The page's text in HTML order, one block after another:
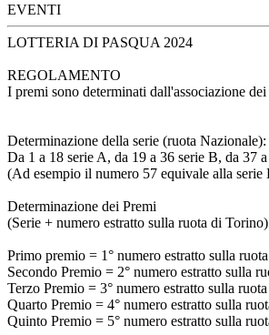
EVENTI
LOTTERIA DI PASQUA 2024
REGOLAMENTO
I premi sono determinati dall'associazione
Determinazione della serie (ruota Nazionale):
Da 1 a 18 serie A, da 19 a 36 serie B, da 37
(Ad esempio il numero 57 equivale alla serie
Determinazione dei Premi
(Serie + numero estratto sulla ruota di Torino)
Primo premio = 1° numero estratto sulla
Secondo Premio = 2° numero estratto sulla
Terzo Premio = 3° numero estratto sulla
Quarto Premio = 4° numero estratto sulla
Quinto Premio = 5° numero estratto sulla